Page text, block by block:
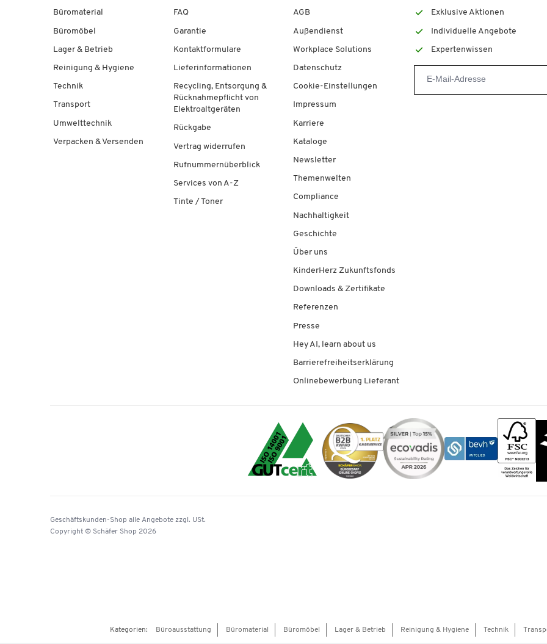
Büromaterial
Büromöbel
Lager & Betrieb
Reinigung & Hygiene
Technik
Transport
Umwelttechnik
Verpacken & Versenden
FAQ
Garantie
Kontaktformulare
Lieferinformationen
Recycling, Entsorgung &
Rücknahmepflicht von
Elektroaltgeräten
Rückgabe
Vertrag widerrufen
Rufnummernüberblick
Services von A-Z
Tinte / Toner
AGB
Außendienst
Workplace Solutions
Datenschutz
Cookie-Einstellungen
Impressum
Karriere
Kataloge
Newsletter
Themenwelten
Compliance
Nachhaltigkeit
Geschichte
Über uns
KinderHerz Zukunftsfonds
Downloads & Zertifikate
Referenzen
Presse
Hey AI, learn about us
Barrierefreiheitserklärung
Onlinebewerbung Lieferant
Exklusive Aktionen
Individuelle Angebote
Expertenwissen
Geschäftskunden-Shop alle Angebote zzgl. USt.
Copyright © Schäfer Shop 2026
Kategorien: Büroausstattung Büromaterial Büromöbel Lager & Betrieb Reinigung & Hygiene Technik